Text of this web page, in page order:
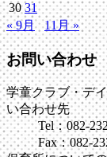
30 31
« 9月
11月 »
お問い合わせ
学童クラブ・デ
い合わせ先
Tel：082-
Fax：082-